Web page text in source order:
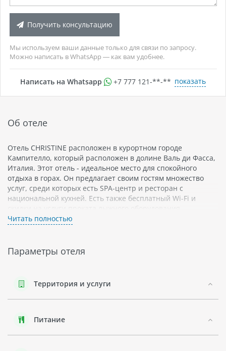
Получить консультацию
Мы используем ваши данные только для связи по запросу.
Можно написать в WhatsApp — как вам удобнее.
Написать на Whatsapp +7 777 121-**-** показать
Об отеле
Отель CHRISTINE расположен в курортном городе
Кампителло, который расположен в долине Валь ди Фасса,
Италия. Этот отель - идеальное место для спокойного
отдыха в горах. Он предлагает своим гостям множество
услуг, среди которых есть SPA-центр и ресторан с
национальной кухней. Есть также бесплатный Wi-Fi и
Отель CHRISTINE имеет 4 звезды и предлагает своим
проживания: телевизор, мини-бар, телефон, фен и т.д.
массажный кабинет.
Читать полностью
Параметры отеля
Территория и услуги
Питание